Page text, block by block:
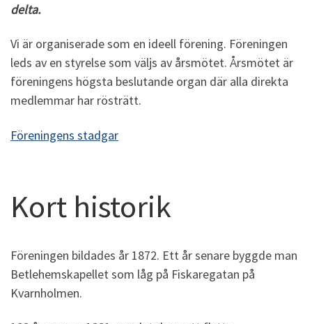
delta.
Vi är organiserade som en ideell förening. Föreningen
leds av en styrelse som väljs av årsmötet. Årsmötet är
föreningens högsta beslutande organ där alla direkta
medlemmar har rösträtt.
Föreningens stadgar
Kort historik
Föreningen bildades år 1872. Ett år senare byggde man
Betlehemskapellet som låg på Fiskaregatan på
Kvarnholmen.